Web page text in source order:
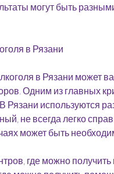
могут быть
в Рязани
в Рязани может
Одним из главных
Рязани используются
не всегда легко
может быть
где можно